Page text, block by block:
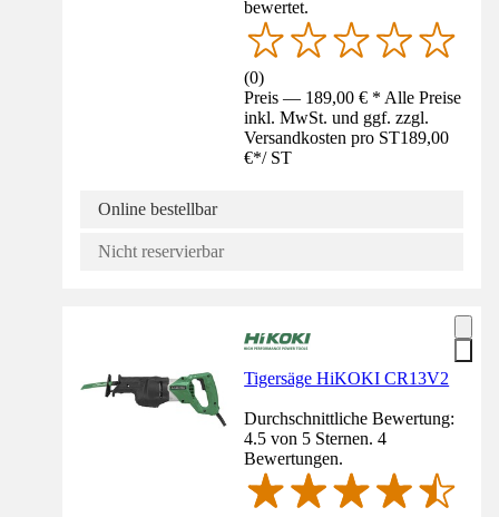
bewertet.
(0)
Preis — 189,00 € * Alle Preise
inkl. MwSt. und ggf. zzgl.
Versandkosten pro ST189,00
€*/ ST
Online bestellbar
Nicht reservierbar
Tigersäge HiKOKI CR13V2
Durchschnittliche Bewertung:
4.5 von 5 Sternen. 4
Bewertungen.